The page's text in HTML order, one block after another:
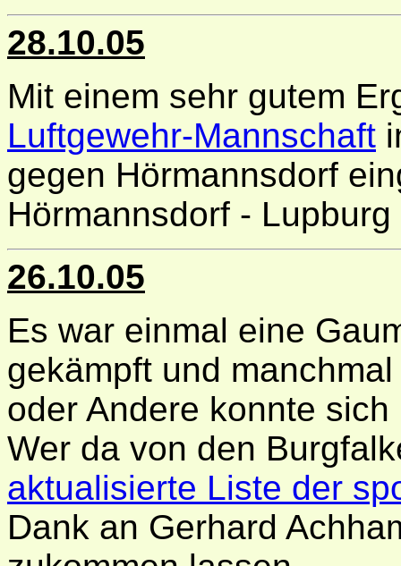
28.10.05
Mit einem sehr gutem
Luftgewehr-Mannschaft
gegen Hörmannsdorf
Hörmannsdorf -
26.10.05
Es war einmal eine
gekämpft und
oder Andere konnte
Wer da von den
aktualisierte Liste der
Dank an Gerhard